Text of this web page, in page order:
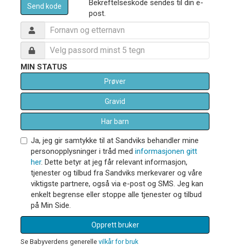
Send kode
Bekreftelseskode sendes til din e-
post.
MIN STATUS
Prøver
Gravid
Har barn
Ja, jeg gir samtykke til at Sandviks behandler mine
personopplysninger i tråd med informasjonen gitt
her. Dette betyr at jeg får relevant informasjon,
tjenester og tilbud fra Sandviks merkevarer og våre
viktigste partnere, også via e-post og SMS. Jeg kan
enkelt begrense eller stoppe alle tjenester og tilbud
på Min Side.
Opprett bruker
Se Babyverdens generelle vilkår for bruk